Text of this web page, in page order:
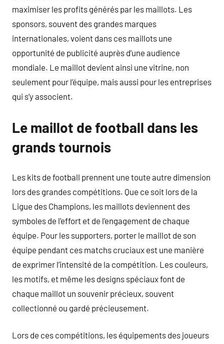
maximiser les profits générés par les maillots. Les
sponsors, souvent des grandes marques
internationales, voient dans ces maillots une
opportunité de publicité auprès d’une audience
mondiale. Le maillot devient ainsi une vitrine, non
seulement pour l’équipe, mais aussi pour les entreprises
qui s’y associent.
Le maillot de football dans les
grands tournois
Les kits de football prennent une toute autre dimension
lors des grandes compétitions. Que ce soit lors de la
Ligue des Champions, les maillots deviennent des
symboles de l’effort et de l’engagement de chaque
équipe. Pour les supporters, porter le maillot de son
équipe pendant ces matchs cruciaux est une manière
de exprimer l’intensité de la compétition. Les couleurs,
les motifs, et même les designs spéciaux font de
chaque maillot un souvenir précieux, souvent
collectionné ou gardé précieusement.
Lors de ces compétitions, les équipements des joueurs